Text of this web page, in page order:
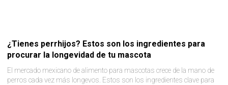
¿Tienes perrhijos? Estos son los ingredientes para
procurar la longevidad de tu mascota
El mercado mexicano de alimento para mascotas crece de la mano de
perros cada vez más longevos. Estos son los ingredientes clave para